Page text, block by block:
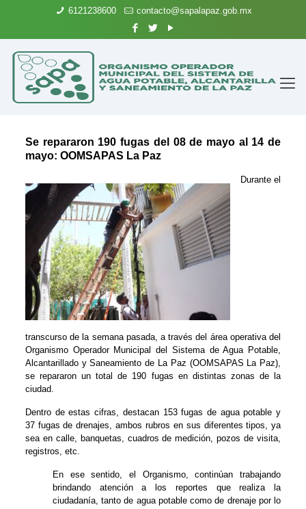
6121238600 contacto@sapalapaz.gob.mx
Se repararon 190 fugas del 08 de mayo al 14 de
mayo: OOMSAPAS La Paz
Durante el
transcurso de la semana pasada, a través del área operativa del
Organismo Operador Municipal del Sistema de Agua Potable,
Alcantarillado y Saneamiento de La Paz (OOMSAPAS La Paz),
se repararon un total de 190 fugas en distintas zonas de la
ciudad.
Dentro de estas cifras, destacan 153 fugas de agua potable y
37 fugas de drenajes, ambos rubros en sus diferentes tipos, ya
sea en calle, banquetas, cuadros de medición, pozos de visita,
registros, etc.
En ese sentido, el Organismo, continúan trabajando
brindando atención a los reportes que realiza la
ciudadanía, tanto de agua potable como de drenaje por lo